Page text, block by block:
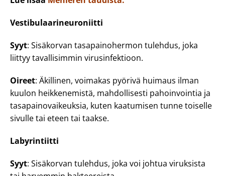
Vestibulaarineuroniitti
Syyt: Sisäkorvan tasapainohermon tulehdus, joka
liittyy tavallisimmin virusinfektioon.
Oireet: Äkillinen, voimakas pyörivä huimaus ilman
kuulon heikkenemistä, mahdollisesti pahoinvointia ja
tasapainovaikeuksia, kuten kaatumisen tunne toiselle
sivulle tai eteen tai taakse.
Labyrintiitti
Syyt: Sisäkorvan tulehdus, joka voi johtua viruksista